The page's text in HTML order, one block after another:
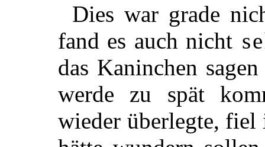
Dies war grade
fand es auch nicht
das Kaninchen
werde zu spät
wieder überlegte, fiel